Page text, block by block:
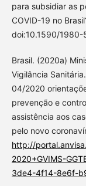
para subsidiar as
COVID-19 no
doi:10.1590/
Brasil. (2020a)
Vigilância
04/2020
prevenção e
assistência aos
pelo novo
http://
2020+GVIMS-
3de4-4f14-8e6f-